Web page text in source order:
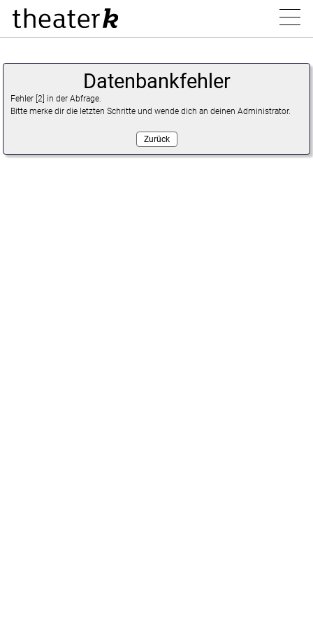
Programm
Datenbankfehler
Fehler [2] in der Abfrage.
Bitte merke dir die letzten Schritte und wende dich an deinen Administrator.
Zurück